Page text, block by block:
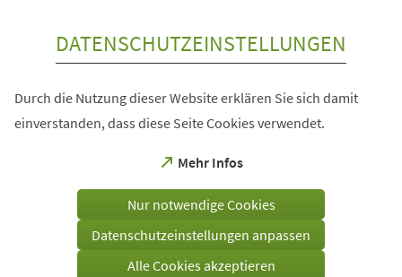
DATENSCHUTZEINSTELLUNGEN
Durch die Nutzung dieser Website erklären Sie sich damit
einverstanden, dass diese Seite Cookies verwendet.
Mehr Infos
(Öffnet
einem
Tab)
Nur notwendige Cookies
Datenschutzeinstellungen anpassen
Alle Cookies akzeptieren